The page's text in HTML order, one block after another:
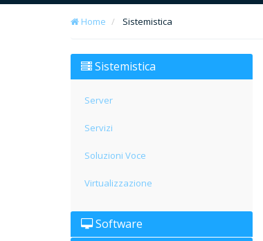
Home Sistemistica
Sistemistica
Server
Servizi
Soluzioni Voce
Virtualizzazione
Software